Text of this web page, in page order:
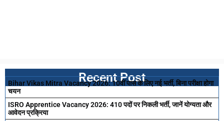
Recent Post
Bihar Vikas Mitra Vacancy 2026: 10वीं पास के लिए नई भर्ती, बिना परीक्षा होगा
चयन
ISRO Apprentice Vacancy 2026: 410 पदों पर निकली भर्ती, जानें योग्यता और
आवेदन प्रक्रिया